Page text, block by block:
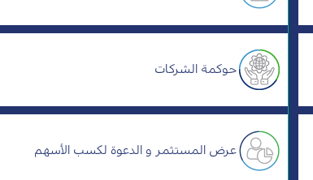
حوكمة الشركات
عرض المستثمر و الدعوة لكسب الأسهم